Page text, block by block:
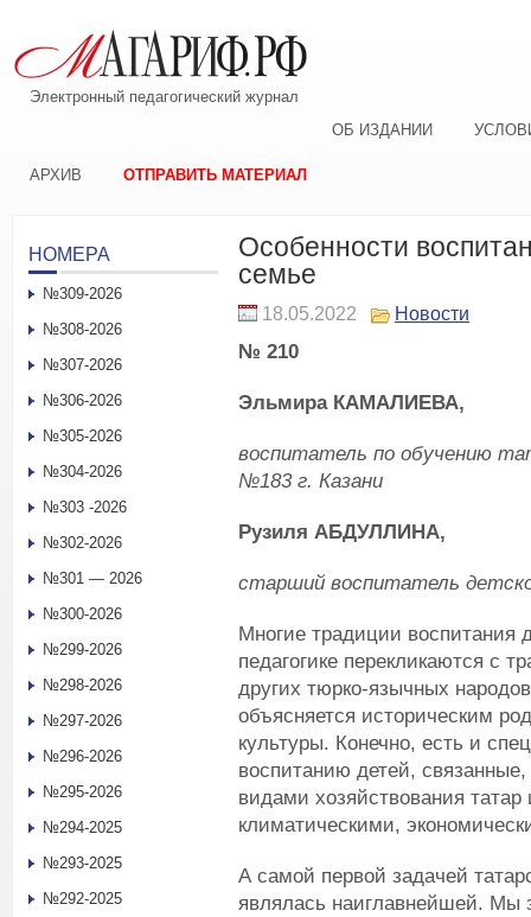
Электронный педагогический журнал
ОБ ИЗДАНИИ
АРХИВ ОТПРАВИТЬ МАТЕРИАЛ
Особенности
семье
18.05.2022 Новости
№ 210
Эльмира КАМАЛИЕВА,
воспитатель по обучению
№183 г. Казани
Рузиля АБДУЛЛИНА,
старший воспитатель
Многие традиции воспитания
педагогике перекликаются с
других тюрко-язычных
объясняется историческим
культуры. Конечно, есть и
воспитанию детей,
видами хозяйствования
климатическими,
А самой первой задачей
являлась наиглавнейшей. Мы
НОМЕРА
№309-2026
№308-2026
№307-2026
№306-2026
№305-2026
№304-2026
№303 -2026
№302-2026
№301 — 2026
№300-2026
№299-2026
№298-2026
№297-2026
№296-2026
№295-2026
№294-2025
№293-2025
№292-2025